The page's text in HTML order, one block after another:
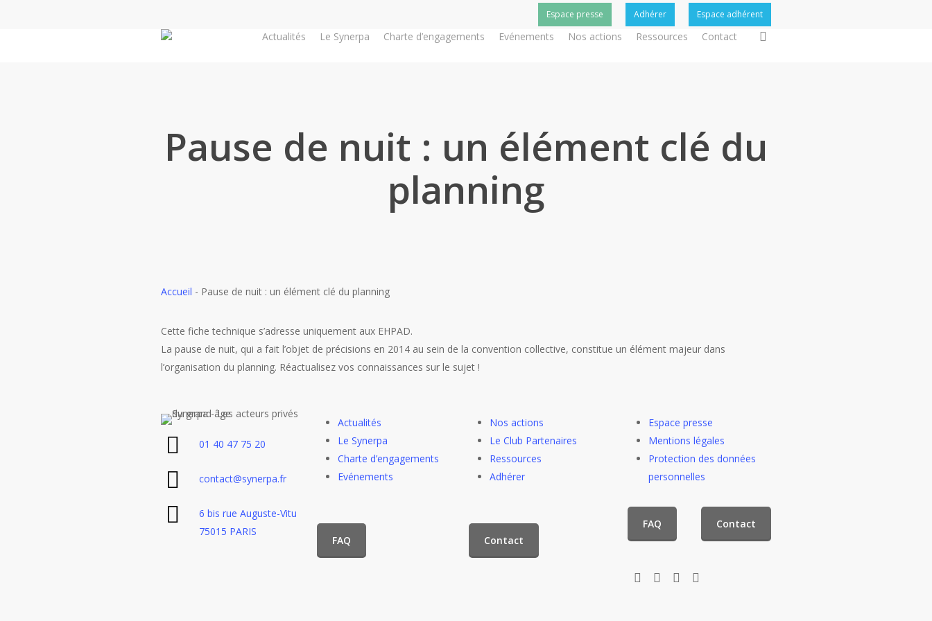
Espace presse Adhérer Espace adhérent
Actualités Le Synerpa Charte d’engagements Evénements Nos actions Ressources Contact
Pause de nuit : un élément clé du
planning
Accueil - Pause de nuit : un élément clé du planning
Cette fiche technique s’adresse uniquement aux EHPAD.
La pause de nuit, qui a fait l’objet de précisions en 2014 au sein de la convention collective, constitue un élément majeur dans
l’organisation du planning. Réactualisez vos connaissances sur le sujet !
01 40 47 75 20
contact@synerpa.fr
6 bis rue Auguste-Vitu
75015 PARIS
Actualités
Le Synerpa
Charte d’engagements
Evénements
Nos actions
Le Club Partenaires
Ressources
Adhérer
FAQ Contact
Espace presse
Mentions légales
Protection des données
personnelles
FAQ Contact